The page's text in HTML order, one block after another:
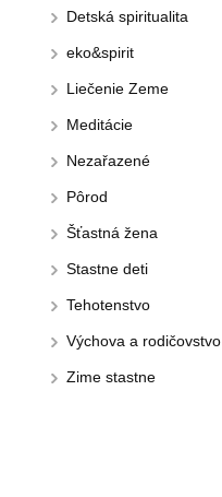
Detská spiritualita
eko&spirit
Liečenie Zeme
Meditácie
Nezařazené
Pôrod
Šťastná žena
Stastne deti
Tehotenstvo
Výchova a rodičovstvo
Zime stastne